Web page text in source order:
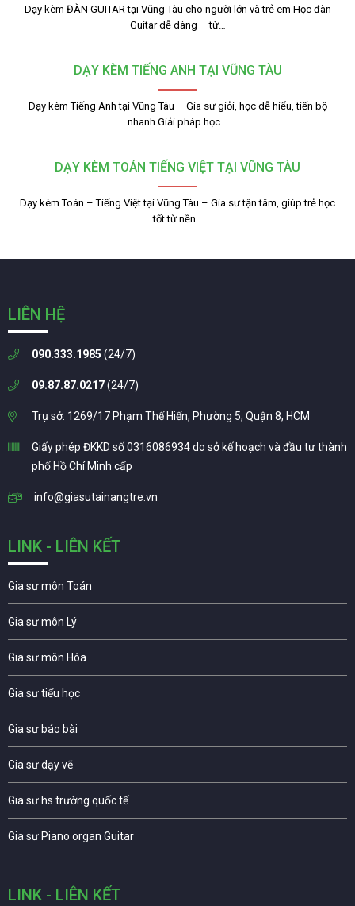
Dạy kèm ĐÀN GUITAR tại Vũng Tàu cho người lớn và trẻ em Học đàn
Guitar dễ dàng – từ…
DẠY KÈM TIẾNG ANH TẠI VŨNG TÀU
Dạy kèm Tiếng Anh tại Vũng Tàu – Gia sư giỏi, học dễ hiểu, tiến bộ
nhanh Giải pháp học…
DẠY KÈM TOÁN TIẾNG VIỆT TẠI VŨNG TÀU
Dạy kèm Toán – Tiếng Việt tại Vũng Tàu – Gia sư tận tâm, giúp trẻ học
tốt từ nền…
LIÊN HỆ
090.333.1985 (24/7)
09.87.87.0217(24/7)
Trụ sở: 1269/17 Phạm Thế Hiển, Phường 5, Quận 8, HCM
Giấy phép ĐKKD số 0316086934 do sở kế hoạch và đầu tư thành
phố Hồ Chí Minh cấp
info@giasutainangtre.vn
LINK - LIÊN KẾT
Gia sư môn Toán
Gia sư môn Lý
Gia sư môn Hóa
Gia sư tiểu học
Gia sư báo bài
Gia sư dạy vẽ
Gia sư hs trường quốc tế
Gia sư Piano organ Guitar
LINK - LIÊN KẾT